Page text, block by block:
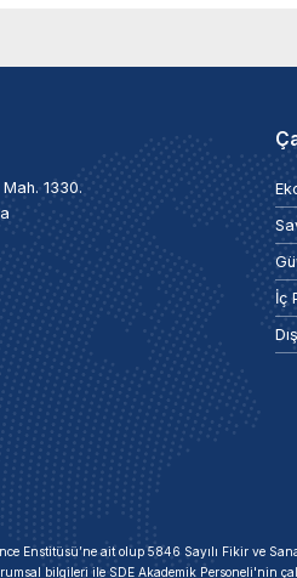
1330.
İç
Enstitüsü’ne ait olup 5846 Sayılı Fikir ve
bilgileri ile SDE Akademik Personeli'nin